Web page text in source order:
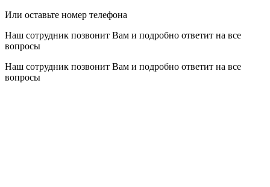
Или оставьте номер телефона
Наш сотрудник позвонит Вам и подробно ответит на все
вопросы
Наш сотрудник позвонит Вам и подробно ответит на все
вопросы